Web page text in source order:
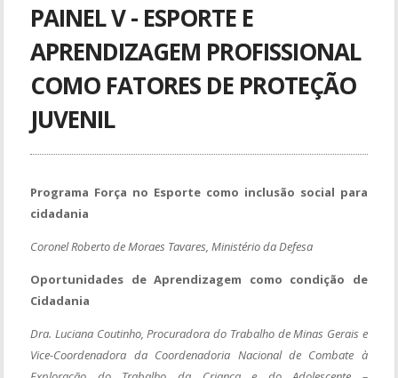
PAINEL V - ESPORTE E
APRENDIZAGEM PROFISSIONAL
COMO FATORES DE PROTEÇÃO
JUVENIL
Programa Força no Esporte como inclusão social para
cidadania
Coronel Roberto de Moraes Tavares, Ministério da Defesa
Oportunidades de Aprendizagem como condição de
Cidadania
Dra. Luciana Coutinho, Procuradora do Trabalho de Minas Gerais e
Vice-Coordenadora da Coordenadoria Nacional de Combate à